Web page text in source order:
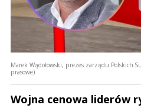
Marek Wądołowski, prezes zarządu Polskich
prasowe)
Wojna cenowa liderów